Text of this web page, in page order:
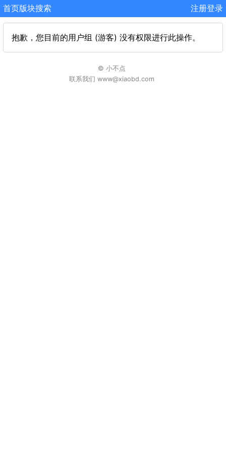
首页版块搜索 注册登录
抱歉，您目前的用户组 (游客) 没有权限进行此操作。
© 小不点
联系我们 www@xiaobd.com